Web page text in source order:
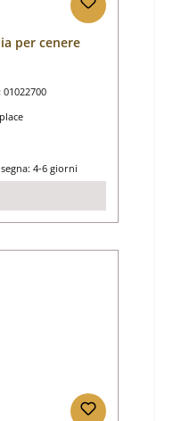
per cenere
01022700
4-6 giorni